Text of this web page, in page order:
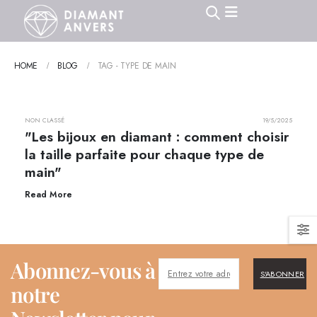
HOME BLOG TAG - TYPE DE MAIN
NON CLASSÉ 19/5/2025
"Les bijoux en diamant : comment choisir
la taille parfaite pour chaque type de
main"
Read More
Abonnez-vous à
notre
S'ABONNER